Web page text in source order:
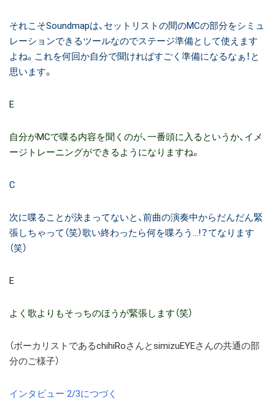
それこそSoundmapは、セットリストの間のMCの部分をシミュ
レーションできるツールなのでステージ準備として使えます
よね。これを何回か自分で聞ければすごく準備になるなぁ！と
思います。
E
自分がMCで喋る内容を聞くのが、一番頭に入るというか、イメ
ージトレーニングができるようになりますね。
C
次に喋ることが決まってないと、前曲の演奏中からだんだん緊
張しちゃって（笑）歌い終わったら何を喋ろう…!？てなります
（笑）
E
よく歌よりもそっちのほうが緊張します（笑）
（ボーカリストであるchihiRoさんとsimizuEYEさんの共通の部
分のご様子）
インタビュー 2/3につづく